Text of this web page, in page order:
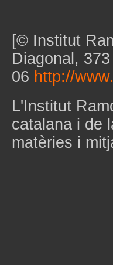
[© Institut
Diagonal,
06 http://
L'Institut
catalana i de
matèries i